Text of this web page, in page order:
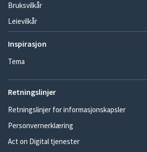
Bruksvilkår
Leievilkår
Inspirasjon
Tema
Retningslinjer
Retningslinjer for informasjonskapsler
Personvernerklæring
Act on Digital tjenester